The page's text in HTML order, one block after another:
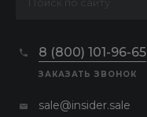
8 (800) 101-96-65
ЗАКАЗАТЬ ЗВОНОК
sale@insider.sale